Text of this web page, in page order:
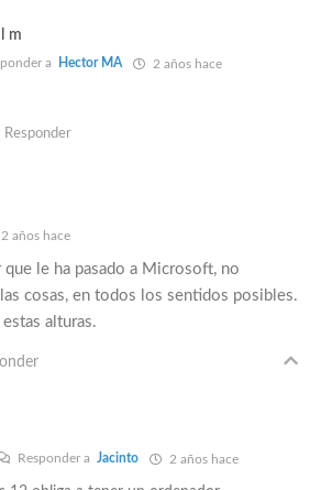
m
a Hector MA 2 años hace
Responder
2 años hace
le ha pasado a Microsoft, no
cosas, en todos los sentidos posibles.
alturas.
Responder a Jacinto 2 años hace